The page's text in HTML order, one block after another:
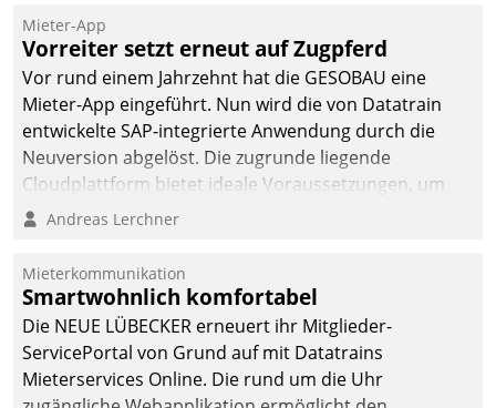
Mieter-App
Vorreiter setzt erneut auf Zugpferd
Vor rund einem Jahrzehnt hat die GESOBAU eine
Mieter-App eingeführt. Nun wird die von Datatrain
entwickelte SAP-integrierte Anwendung durch die
Neuversion abgelöst. Die zugrunde liegende
Cloudplattform bietet ideale Voraussetzungen, um
die Funktionalität der App zu erweitern und weitere
integrieren.
Andreas Lerchner
Mieterkommunikation
Smartwohnlich komfortabel
Die NEUE LÜBECKER erneuert ihr Mitglieder-
ServicePortal von Grund auf mit Datatrains
Mieterservices Online. Die rund um die Uhr